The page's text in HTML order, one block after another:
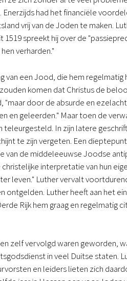
had het financiële
vrij van de Joden te maken.
1519 spreekt hij over de
verharden."
een Jood, die hem
komen dat Christus de
door de absurde en
en geleerden." Maar toen de
In zijn latere
te zijn vergeten. Een
van de middeleeuwse Joodse
interpretatie van hun
leven." Luther vervalt
Luther heeft aan het
Rijk hem graag en regelmatig
zelf vervolgd waren geworden,
in veel Duitse staten.
en leiders lieten zich